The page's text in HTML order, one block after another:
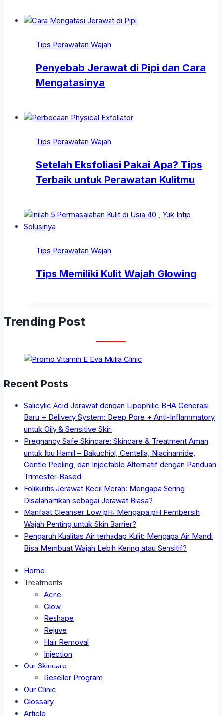
Tips Perawatan Wajah
Penyebab Jerawat di Pipi dan Cara
Mengatasinya
Tips Perawatan Wajah
Setelah Eksfoliasi Pakai Apa? Tips
Terbaik untuk Perawatan Kulitmu
Tips Perawatan Wajah
Tips Memiliki Kulit Wajah Glowing
Trending Post
Recent Posts
Salicylic Acid Jerawat dengan Lipophilic BHA Generasi
Baru + Delivery System: Deep Pore + Anti-Inflammatory
untuk Oily & Sensitive Skin
Pregnancy Safe Skincare: Skincare & Treatment Aman
untuk Ibu Hamil – Bakuchiol, Centella, Niacinamide,
Gentle Peeling, dan Injectable Alternatif dengan Panduan
Trimester-Based
Folikulitis Jerawat Kecil Merah: Mengapa Sering
Disalahartikan sebagai Jerawat Biasa?
Manfaat Cleanser Low pH: Mengapa pH Pembersih
Wajah Penting untuk Skin Barrier?
Pengaruh Kualitas Air terhadap Kulit: Mengapa Air Mandi
Bisa Membuat Wajah Lebih Kering atau Sensitif?
Home
Treatments
Acne
Glow
Reshape
Rejuve
Hair Removal
Injection
Our Skincare
Reseller Program
Our Clinic
Glossary
Article